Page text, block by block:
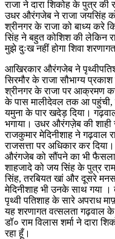
राजा ने दारा शिकोह के पुत्र की
उधर औरंगजेब ने राजा जयसिंह
श्रीनगर के राजा को बाध्य करे
सिंह ने बहुत कोशिश की लेकिन
मुझे दुःख नहीं होगा शिवा
आखिरकार औरंगजेब ने
सिरमौर के राजा सौभाग्य
श्रीनगर के राजा पर आक्रमण
के पास मालीदेवल तक आ पहुंची,
यमुना के पार खदेड़ दिया।
भगाया। उधर औरंगज़ेब की
राजकुमार मेदिनीशाह ने गढ़वाल
राजसत्ता पर अधिकार कर
औरंगजेब को सौंपने का भी
शाहजादे को जय सिंह के पुत्र
सिंह, तरबियत खां और दूसरे
मेदिनीशाह भी उनके साथ गया
पृथ्वी पतिशाह के सारे अपराध
यह शरणागत वत्सलता गढ़वाल
डॉ० राम विलास शर्मा ने दारा
रहा हूँ।